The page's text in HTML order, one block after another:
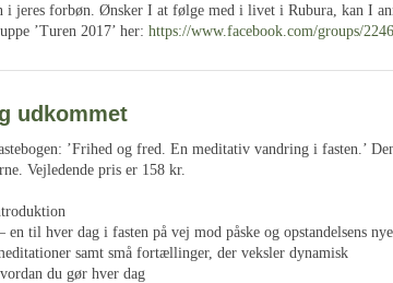
i jeres forbøn. Ønsker I at følge med i livet i Rubura, kan I
’Turen 2017’ her: https://www.facebook.com/groups/
udkommet
’Frihed og fred. En meditativ vandring i fasten.’
Vejledende pris er 158 kr.
en til hver dag i fasten på vej mod påske og opstandelsens
samt små fortællinger, der veksler dynamisk
du gør hver dag